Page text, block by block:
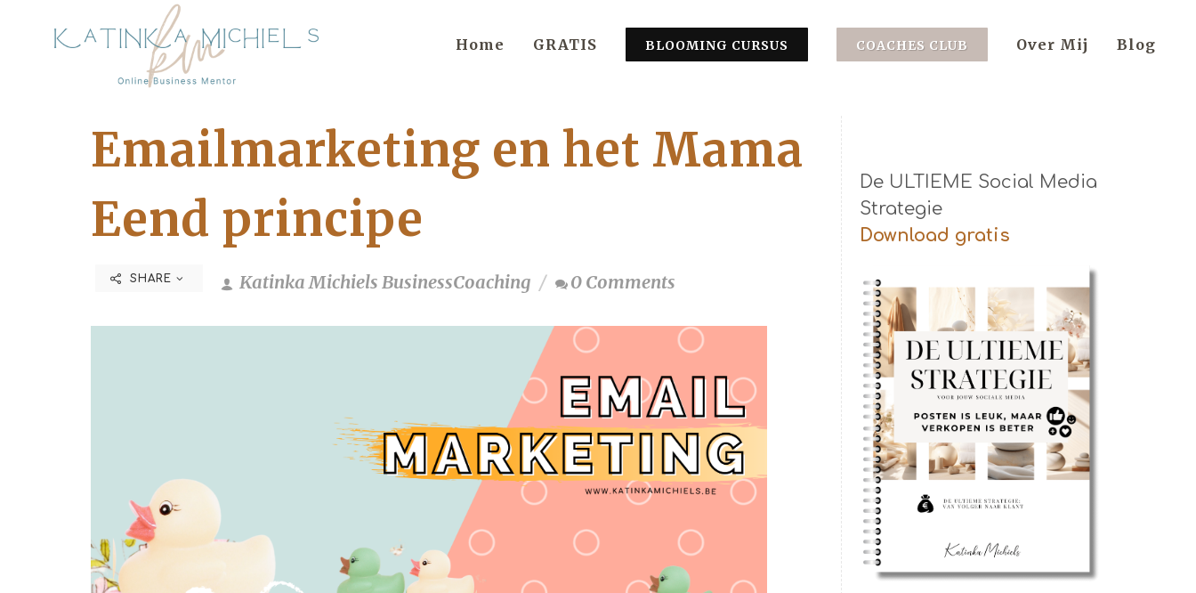
Home GRATIS BLOOMING CURSUS COACHES CLUB Over Mij Blog
Emailmarketing en het Mama
Eend principe
SHARE Katinka Michiels BusinessCoaching 0 Comments
De ULTIEME Social Media
Strategie
Download gratis